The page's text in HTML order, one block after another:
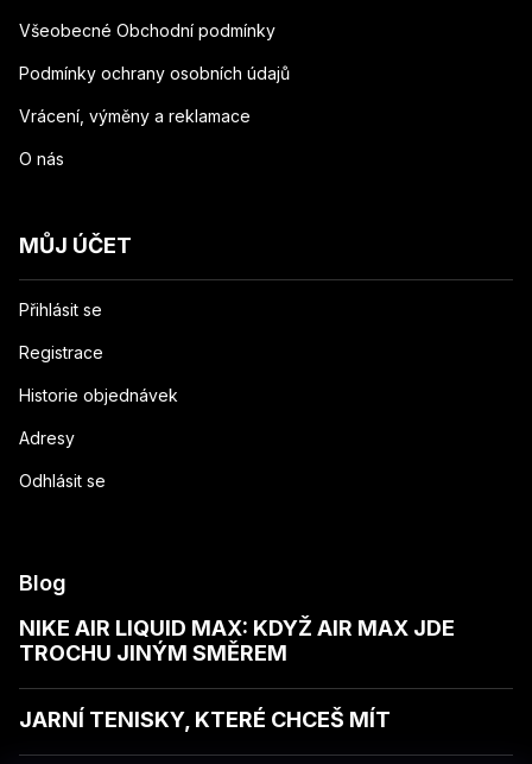
Všeobecné Obchodní podmínky
Podmínky ochrany osobních údajů
Vrácení, výměny a reklamace
O nás
MŮJ ÚČET
Přihlásit se
Registrace
Historie objednávek
Adresy
Odhlásit se
Blog
NIKE AIR LIQUID MAX: KDYŽ AIR MAX JDE
TROCHU JINÝM SMĚREM
JARNÍ TENISKY, KTERÉ CHCEŠ MÍT